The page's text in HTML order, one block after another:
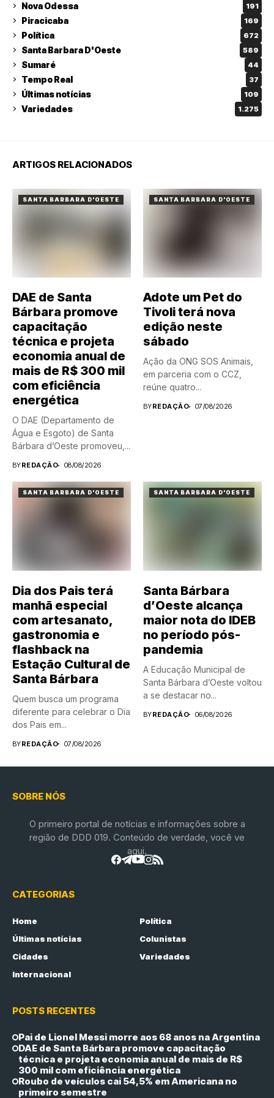
Nova Odessa 191
Piracicaba 169
Política 672
Santa Barbara D'Oeste 589
Sumaré 44
Tempo Real 37
Últimas notícias 109
Variedades 1.275
ARTIGOS RELACIONADOS
SANTA BARBARA D'OESTE
DAE de Santa
Bárbara promove
capacitação
técnica e projeta
economia anual de
mais de R$ 300 mil
com eficiência
energética
O DAE (Departamento de
Água e Esgoto) de Santa
Bárbara d’Oeste promoveu,...
BYREDAÇÃO 08/08/2026
SANTA BARBARA D'OESTE
Adote um Pet do
Tivoli terá nova
edição neste
sábado
Ação da ONG SOS Animais,
em parceria com o CCZ,
reúne quatro...
BYREDAÇÃO 07/08/2026
SANTA BARBARA D'OESTE
Dia dos Pais terá
manhã especial
com artesanato,
gastronomia e
flashback na
Estação Cultural de
Santa Bárbara
Quem busca um programa
diferente para celebrar o Dia
dos Pais em...
BYREDAÇÃO 07/08/2026
SANTA BARBARA D'OESTE
Santa Bárbara
d’Oeste alcança
maior nota do IDEB
no período pós-
pandemia
A Educação Municipal de
Santa Bárbara d’Oeste voltou
a se destacar no...
BYREDAÇÃO 06/08/2026
SOBRE NÓS
O primeiro portal de notícias e informações sobre a
região de DDD 019. Conteúdo de verdade, você ve
aqui.
CATEGORIAS
Home
Política
Últimas notícias
Colunistas
Cidades
Variedades
Internacional
POSTS RECENTES
Pai de Lionel Messi morre aos 68 anos na Argentina
DAE de Santa Bárbara promove capacitação
técnica e projeta economia anual de mais de R$
300 mil com eficiência energética
Roubo de veículos cai 54,5% em Americana no
primeiro semestre